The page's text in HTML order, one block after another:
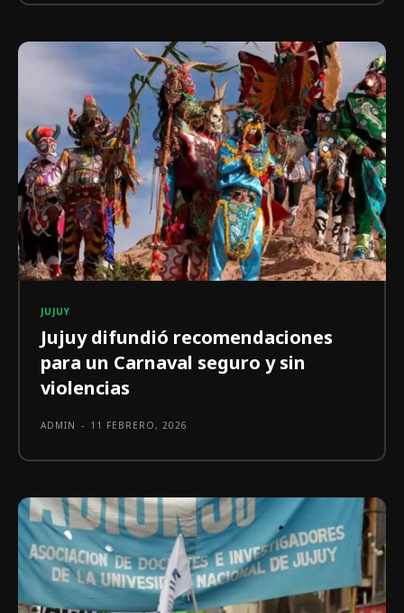
JUJUY
Jujuy difundió recomendaciones
para un Carnaval seguro y sin
violencias
ADMIN - 11 FEBRERO, 2026